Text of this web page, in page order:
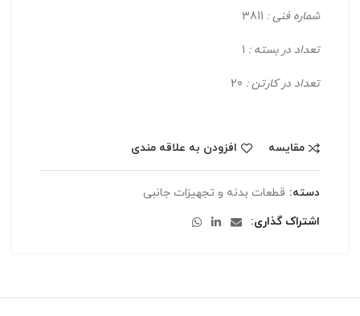
شماره فنی :
تعداد در بسته :
تعداد در کارتن :
مقایسه افزودن به علاقه مندی
دسته: قطعات بدنه و تجهیزات جانبی
اشتراک گذاری